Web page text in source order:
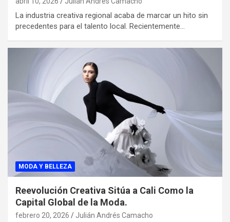
La industria creativa regional acaba de marcar un hito sin
precedentes para el talento local. Recientemente…
MODA Y BELLEZA
Reevolución Creativa Sitúa a Cali Como la
Capital Global de la Moda.
febrero 20, 2026 Julián Andrés Camacho